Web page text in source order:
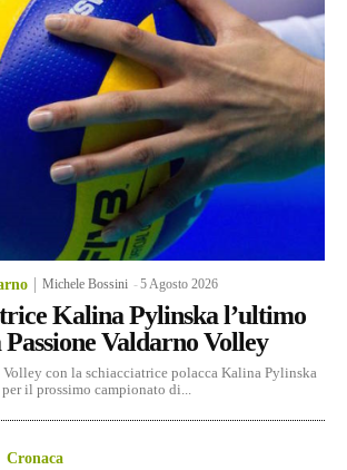
Michele Bossini -5 Agosto 2026
Kalina Pylinska l’ultimo
Passione Valdarno Volley
Volley con la schiacciatrice polacca Kalina Pylinska
il prossimo campionato di...
Cronaca